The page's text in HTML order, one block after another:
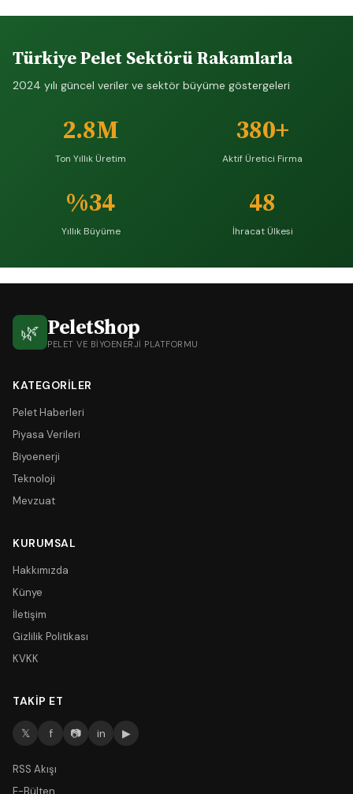
Türkiye Pelet Sektörü Rakamlarla
2024 yılı güncel veriler ve sektör büyüme göstergeleri
2.8M
Ton Yıllık Üretim
380+
Aktif Üretici Firma
%34
Yıllık Büyüme
48
İhracat Ülkesi
🌿 PeletShop
PELET VE BIYOENERJI PLATFORMU
KATEGORILER
Pelet Haberleri
Piyasa Verileri
Biyoenerji
Teknoloji
Mevzuat
KURUMSAL
Hakkımızda
Künye
İletişim
Gizlilik Politikası
KVKK
TAKIP ET
𝕏 f 📷 in ▶
RSS Akışı
E-Bülten